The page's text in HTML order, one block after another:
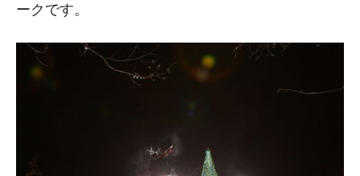
ークです。